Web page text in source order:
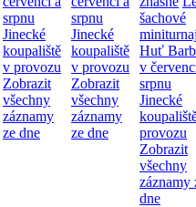
srpnu
Jinecké
koupaliště
v provozu
Zobrazit
všechny
záznamy
ze dne
srpnu
Jinecké
koupaliště
v provozu
Zobrazit
všechny
záznamy
ze dne
šachové
Huť
v
srpnu
Jinecké
provozu
Zobrazit
všechny
záznamy
dne